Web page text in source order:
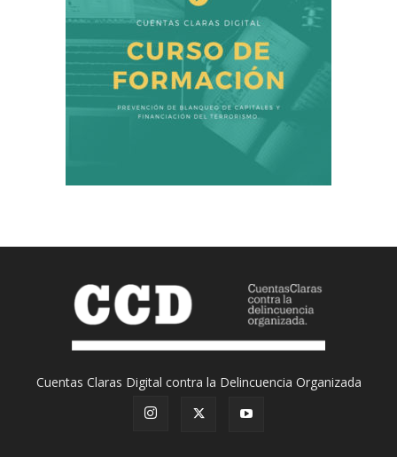
Cuentas Claras Digital contra la Delincuencia Organizada